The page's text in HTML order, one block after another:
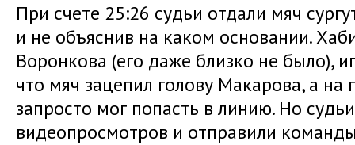
При счете 25:26 судьи отдали мяч
и не объяснив на каком основании.
Воронкова (его даже близко не было),
что мяч зацепил голову Макарова, а на
запросто мог попасть в линию. Но
видеопросмотров и отправили